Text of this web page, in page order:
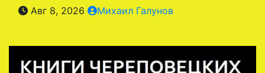
Авг 8, 2026 Михаил Галунов